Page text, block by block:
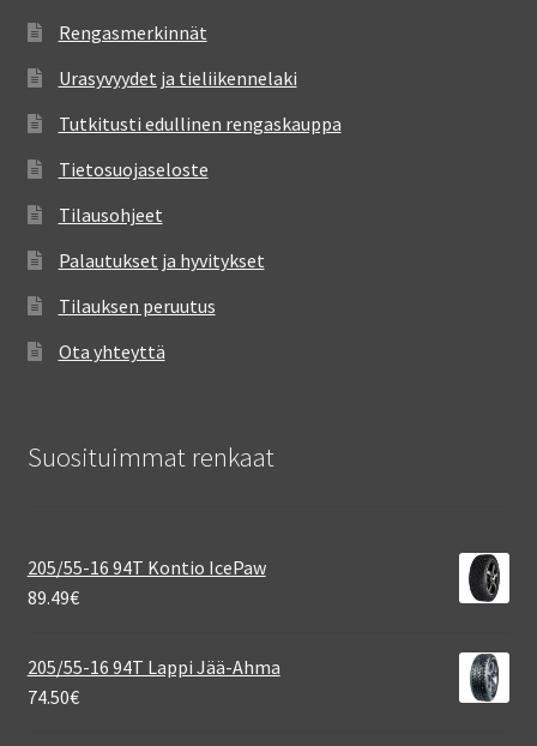
Rengasmerkinnät
Urasyvyydet ja tieliikennelaki
Tutkitusti edullinen rengaskauppa
Tietosuojaseloste
Tilausohjeet
Palautukset ja hyvitykset
Tilauksen peruutus
Ota yhteyttä
Suosituimmat renkaat
205/55-16 94T Kontio IcePaw
89.49€
205/55-16 94T Lappi Jää-Ahma
74.50€